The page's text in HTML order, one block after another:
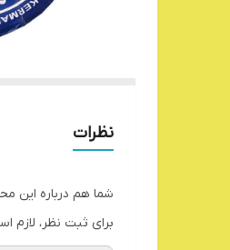
نظرات
شما هم درباره این
برای ثبت نظر، لازم